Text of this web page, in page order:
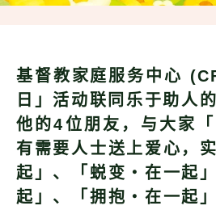
基督教家庭服务中心
日」活动联同乐于助人
他的4位朋友，与大家
有需要人士送上爱心，
起 」、「 蜕变・在一起」
起 」、「 拥抱・在一起